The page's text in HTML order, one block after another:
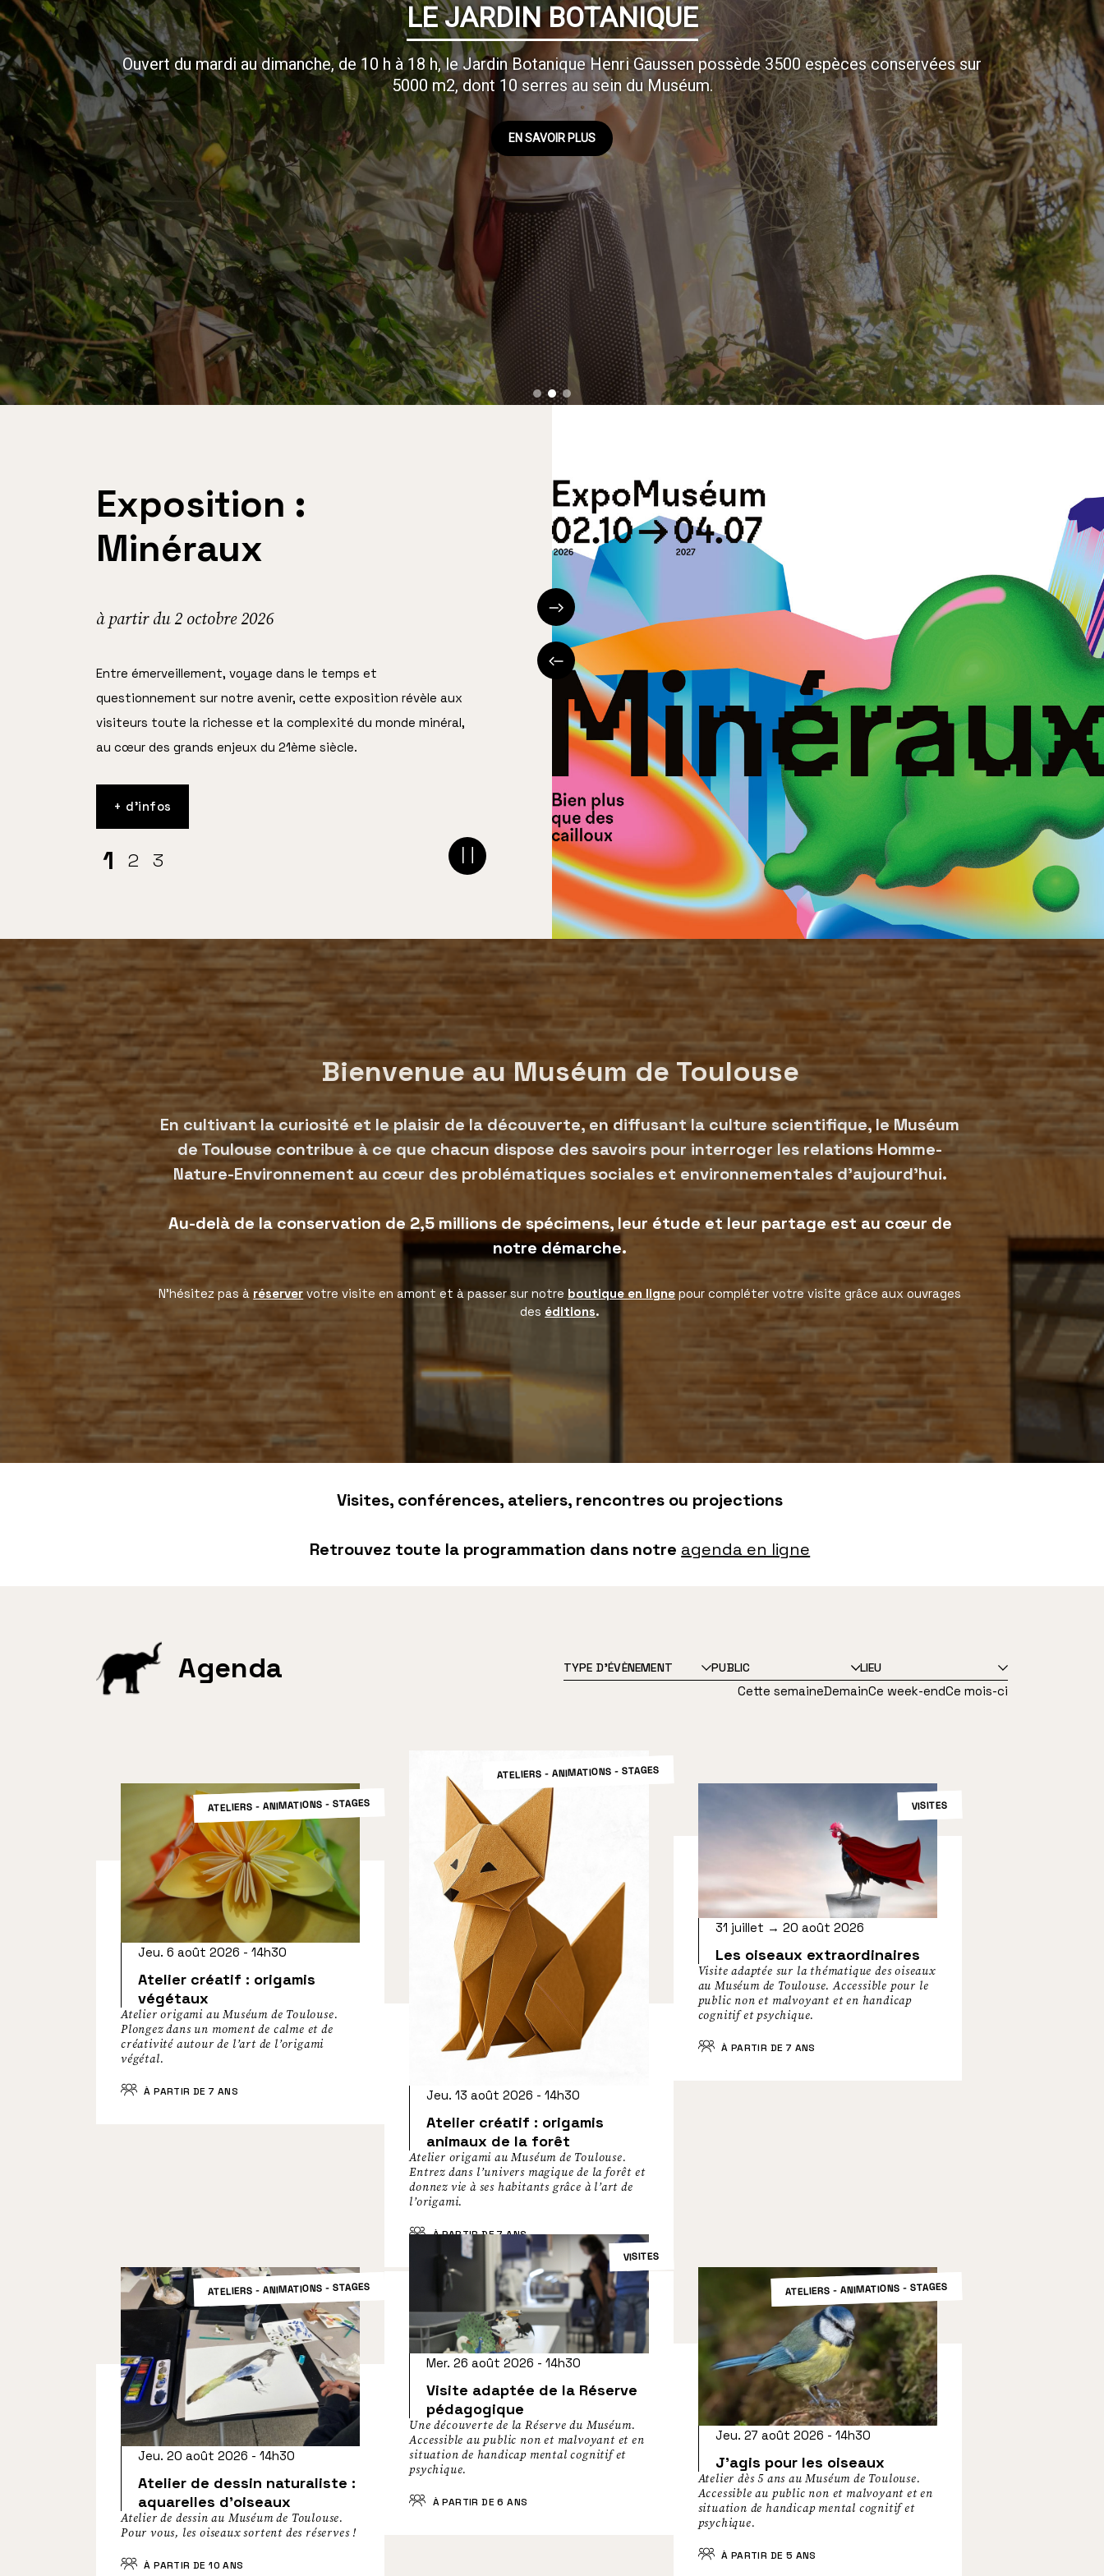
LE JARDIN BOTANIQUE
Ouvert du mardi au dimanche, de 10 h à 18 h, le Jardin Botanique Henri Gaussen possède 3500 espèces conservées sur
5000 m2, dont 10 serres au sein du Muséum.
EN SAVOIR PLUS
1 2 3
Exposition :
Minéraux
à partir du 2 octobre 2026
Entre émerveillement, voyage dans le temps et
questionnement sur notre avenir, cette exposition révèle aux
visiteurs toute la richesse et la complexité du monde minéral,
au cœur des grands enjeux du 21ème siècle.
+ d’infos
Bienvenue au Muséum de Toulouse
En cultivant la curiosité et le plaisir de la découverte, en diffusant la culture scientifique, le Muséum
de Toulouse contribue à ce que chacun dispose des savoirs pour interroger les relations Homme-
Nature-Environnement au cœur des problématiques sociales et environnementales d’aujourd’hui.
Au-delà de la conservation de 2,5 millions de spécimens, leur étude et leur partage est au cœur de
notre démarche.
N’hésitez pas à réservervotre visite en amont et à passer sur notre boutique en ligne pour compléter votre visite grâce aux ouvrages
des éditions.
Visites, conférences, ateliers, rencontres ou projections
Retrouvez toute la programmation dans notre agenda en ligne
Agenda
TYPE
D’ÉVÈNEMENT
PUBLIC
LIEU
Cette semaineDemainCe week-endCe mois-ci
Atelier créatif : origamis
végétaux
Jeu. 6 août 2026 - 14h30
Atelier origami au Muséum de Toulouse.
Plongez dans un moment de calme et de
créativité autour de l’art de l’origami
végétal.
À PARTIR DE 7 ANS
ATELIERS - ANIMATIONS - STAGES
Atelier créatif : origamis
animaux de la forêt
Jeu. 13 août 2026 - 14h30
Atelier origami au Muséum de Toulouse.
Entrez dans l’univers magique de la forêt et
donnez vie à ses habitants grâce à l’art de
l’origami.
À PARTIR DE 7 ANS
ATELIERS - ANIMATIONS - STAGES
Les oiseaux extraordinaires
31 juillet → 20 août 2026
Visite adaptée sur la thématique des oiseaux
au Muséum de Toulouse. Accessible pour le
public non et malvoyant et en handicap
cognitif et psychique.
À PARTIR DE 7 ANS
VISITES
Atelier de dessin naturaliste :
aquarelles d’oiseaux
Jeu. 20 août 2026 - 14h30
Atelier de dessin au Muséum de Toulouse.
Pour vous, les oiseaux sortent des réserves !
À PARTIR DE 10 ANS
ATELIERS - ANIMATIONS - STAGES
Visite adaptée de la Réserve
pédagogique
Mer. 26 août 2026 - 14h30
Une découverte de la Réserve du Muséum.
Accessible au public non et malvoyant et en
situation de handicap mental cognitif et
psychique.
À PARTIR DE 6 ANS
VISITES
J’agis pour les oiseaux
Jeu. 27 août 2026 - 14h30
Atelier dès 5 ans au Muséum de Toulouse.
Accessible au public non et malvoyant et en
situation de handicap mental cognitif et
psychique.
À PARTIR DE 5 ANS
ATELIERS - ANIMATIONS - STAGES